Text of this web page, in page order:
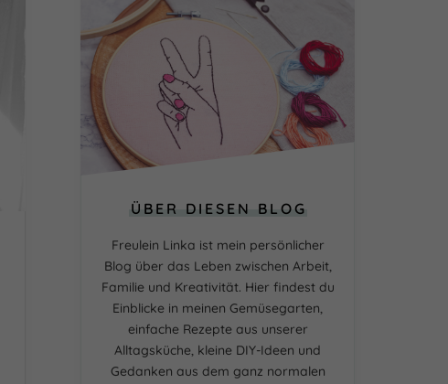
ÜBER DIESEN BLOG
Freulein Linka ist mein persönlicher
Blog über das Leben zwischen Arbeit,
Familie und Kreativität. Hier findest du
Einblicke in meinen Gemüsegarten,
einfache Rezepte aus unserer
Alltagsküche, kleine DIY-Ideen und
Gedanken aus dem ganz normalen